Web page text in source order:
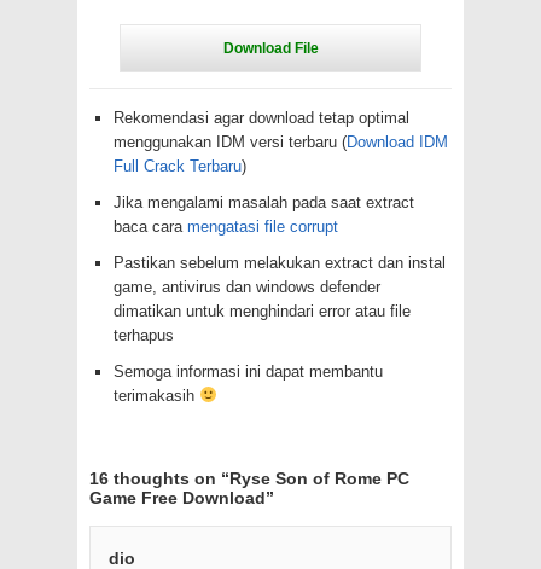
Rekomendasi agar download tetap optimal
menggunakan IDM versi terbaru (Download IDM
Full Crack Terbaru)
Jika mengalami masalah pada saat extract
baca cara mengatasi file corrupt
Pastikan sebelum melakukan extract dan instal
game, antivirus dan windows defender
dimatikan untuk menghindari error atau file
terhapus
Semoga informasi ini dapat membantu
terimakasih
16 thoughts on “Ryse Son of Rome PC
Game Free Download”
dio